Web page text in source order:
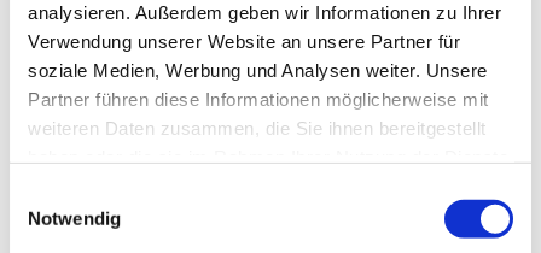
analysieren. Außerdem geben wir Informationen zu Ihrer
Verwendung unserer Website an unsere Partner für
soziale Medien, Werbung und Analysen weiter. Unsere
Partner führen diese Informationen möglicherweise mit
weiteren Daten zusammen, die Sie ihnen bereitgestellt
Notwendig